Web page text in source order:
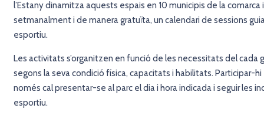
l’Estanydinamitza aquests espais en 10 municipis de la comarca
setmanalment i de manera gratuïta, un calendari de sessions
esportiu.
Les activitats s’organitzen en funció de les necessitats del cada
segons la seva condició física, capacitats i habilitats. Participar-
només cal presentar-se al parc el dia i hora indicada i seguir les
esportiu.